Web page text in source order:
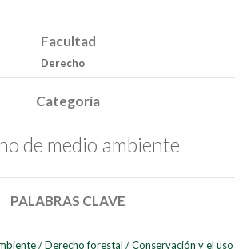
Facultad
Derecho
Categoría
de medio ambiente
PALABRAS CLAVE
/ Derecho forestal / Conservación y el uso